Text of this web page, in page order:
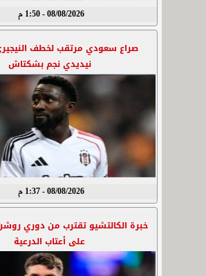
08/08/2026 - 1:50 م
صراع سعودي مرتقب لخطف
نيديدي نجم بشكتاش
08/08/2026 - 1:37 م
خبرة الكالتشيو تقترب من دوري
على أعتاب الدرعية